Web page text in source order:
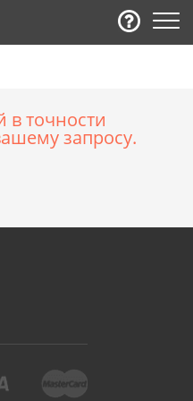
в точности
запросу.